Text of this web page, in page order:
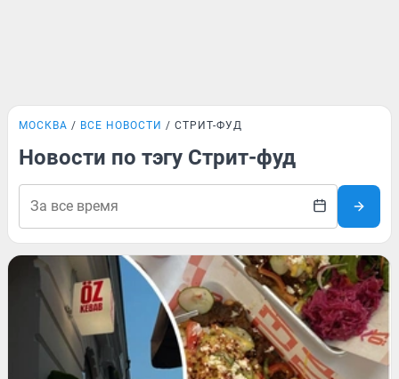
МОСКВА ВСЕ НОВОСТИ СТРИТ-ФУД
Новости по тэгу Стрит-фуд